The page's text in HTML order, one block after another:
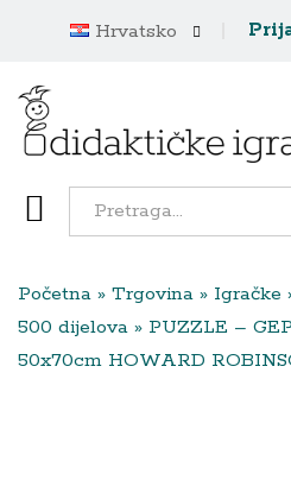
Hrvatsko
Početna » Trgovina » Igračke
500 dijelova » PUZZLE –
50x70cm HOWARD